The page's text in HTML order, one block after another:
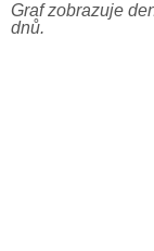
Graf zobrazuje
dnů.